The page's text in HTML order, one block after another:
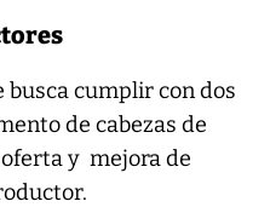
busca cumplir con dos
de cabezas de
y mejora de